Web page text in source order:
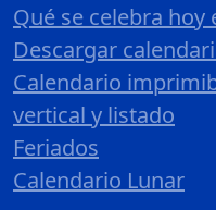
Qué se celebra hoy
Descargar
Calendario
vertical y listado
Feriados
Calendario Lunar